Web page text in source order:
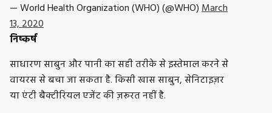
— World Health Organization (WHO) (@WHO)March
13, 2020
निष्कर्ष
साधारण साबुन और पानी का सही तरीके से इस्तेमाल करने से
वायरस से बचा जा सकता है. किसी खास साबुन, सेनिटाइज़र
या एंटी बैक्टीरियल एजेंट की ज़रूरत नहीं है.